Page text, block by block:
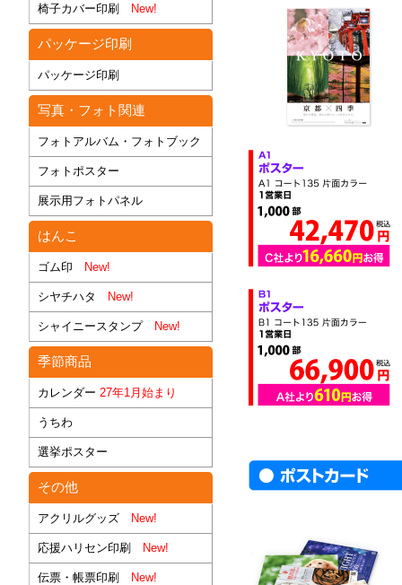
椅子カバー印刷 New!
パッケージ印刷
パッケージ印刷
写真・フォト関連
フォトアルバム・フォトブック
フォトポスター
展示用フォトパネル
はんこ
ゴム印 New!
シヤチハタ New!
シャイニースタンプNew!
季節商品
カレンダー 27年1月始まり
うちわ
選挙ポスター
その他
アクリルグッズ New!
応援ハリセン印刷 New!
伝票・帳票印刷 New!